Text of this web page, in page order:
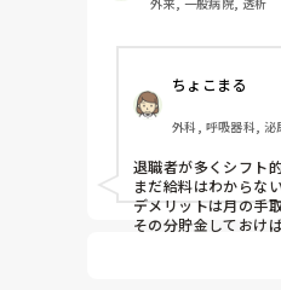
ちょこまる
外科, 呼吸器科,
退職者が多くシフト
まだ給料はわからな
デメリットは月の手
その分貯金しておけ